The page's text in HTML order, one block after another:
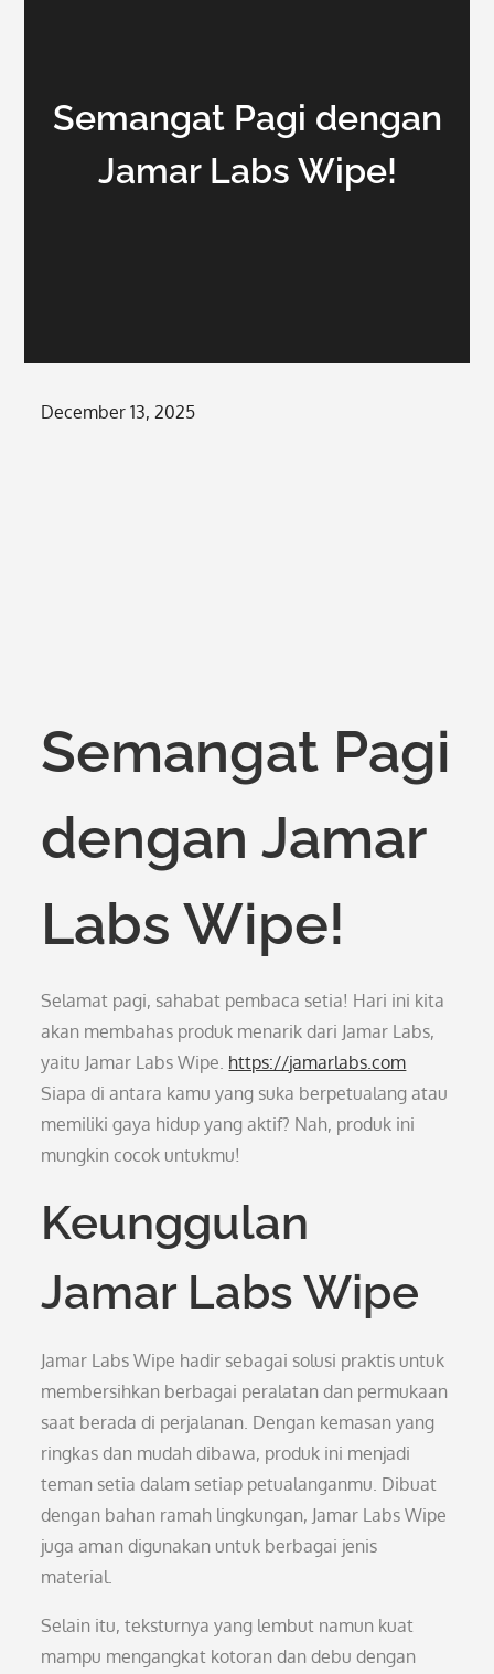
Semangat Pagi dengan
Jamar Labs Wipe!
Posted
December 13, 2025
Semangat Pagi
dengan Jamar
Labs Wipe!
Selamat pagi, sahabat pembaca setia! Hari ini kita
akan membahas produk menarik dari Jamar Labs,
yaitu Jamar Labs Wipe. https://jamarlabs.com
Siapa di antara kamu yang suka berpetualang atau
memiliki gaya hidup yang aktif? Nah, produk ini
mungkin cocok untukmu!
Keunggulan
Jamar Labs Wipe
Jamar Labs Wipe hadir sebagai solusi praktis untuk
membersihkan berbagai peralatan dan permukaan
saat berada di perjalanan. Dengan kemasan yang
ringkas dan mudah dibawa, produk ini menjadi
teman setia dalam setiap petualanganmu. Dibuat
dengan bahan ramah lingkungan, Jamar Labs Wipe
juga aman digunakan untuk berbagai jenis
material.
Selain itu, teksturnya yang lembut namun kuat
mampu mengangkat kotoran dan debu dengan